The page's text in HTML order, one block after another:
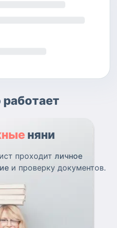
работает
няни
проходит личное
и проверку документов.